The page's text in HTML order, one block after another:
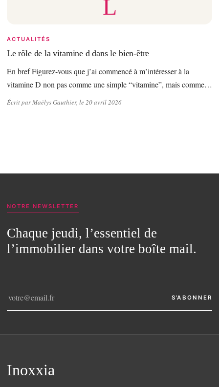
L
ACTUALITÉS
Le rôle de la vitamine d dans le bien-être
En bref Figurez-vous que j’ai commencé à m’intéresser à la
vitamine D non pas comme une simple “vitamine”, mais comme…
Écrit par Maëlys Gauthier, le 20 avril 2026
NOTRE NEWSLETTER
Chaque jeudi, l’essentiel de
l’immobilier dans votre boîte mail.
S’ABONNER
Inoxxia